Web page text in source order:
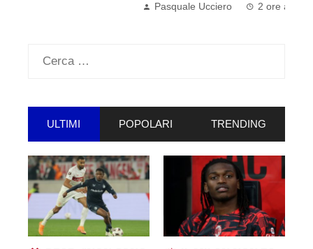
Pasquale Ucciero 2 ore ago
Ricerca
ULTIMI POPOLARI TRENDING